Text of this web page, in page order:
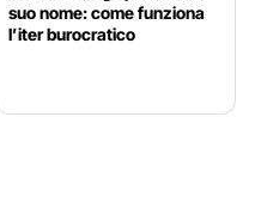
suo nome: come funziona
l’iter burocratico